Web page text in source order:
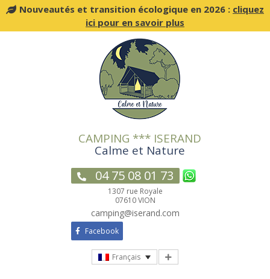
Nouveautés et transition écologique en 2026 : cliquez
ici pour en savoir plus
CAMPING *** ISERAND
Calme et Nature
04 75 08 01 73
1307 rue Royale
07610 VION
camping@iserand.com
Facebook
Français